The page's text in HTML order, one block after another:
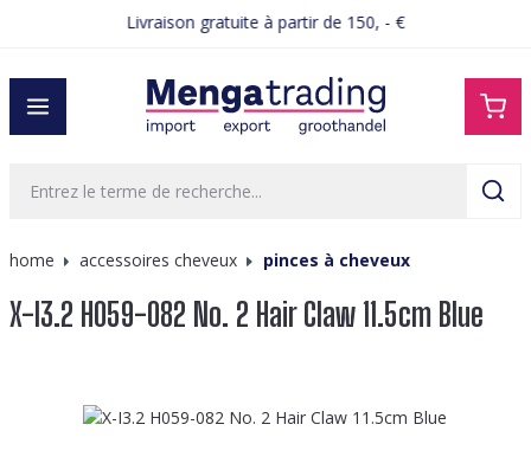
Livraison gratuite à partir de 150, - €
home accessoires cheveux pinces à cheveux
X-I3.2 H059-082 No. 2 Hair Claw 11.5cm Blue
Ignorer la galerie d'images